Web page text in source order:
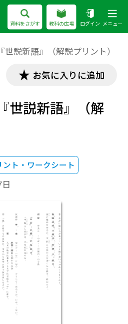
資料をさがす 教科の広場 ログイン メニュー
説新語』（解説プリント）
お気に入りに追加
世説新語』（解
ント・ワークシート